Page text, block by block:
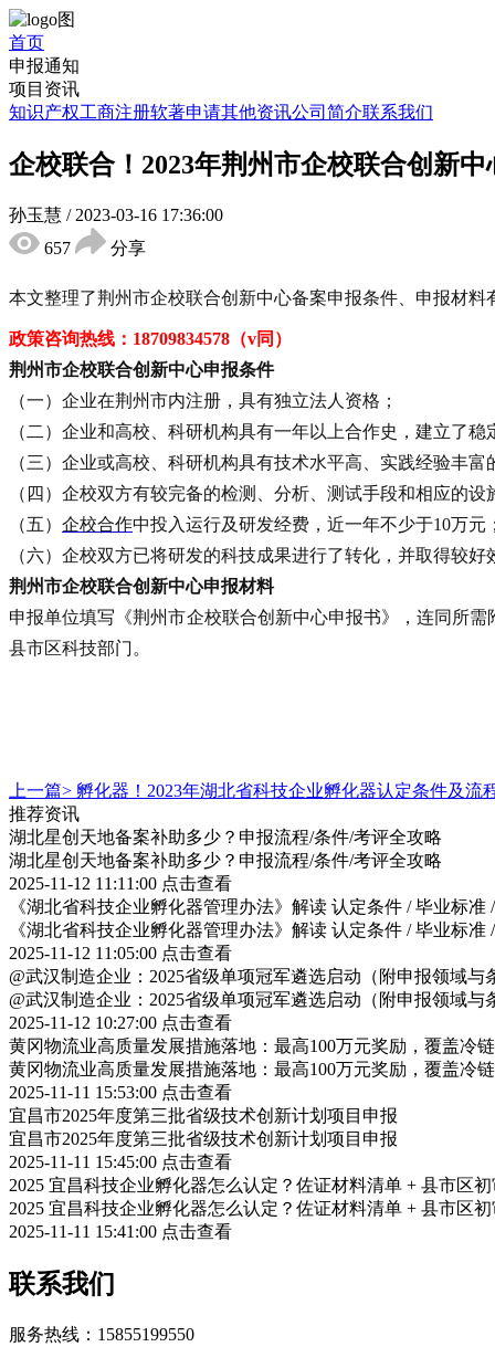
首页
申报通知
项目资讯
知识产权工商注册软著申请其他资讯公司简介联系我们
企校联合！2023年荆州市企校联合创新
孙玉慧 / 2023-03-16 17:36:00
657
分享
本文整理了荆州市企校联合创新中心备案申报条件、申报材料
政策咨询热线： 18709834578（v同 ）
荆州市企校联合创新中心申报条件
（一）企业在荆州市内注册，具有独立法人资格；
（二）企业和高校、科研机构具有一年以上合作史，建立了
（三）企业或高校、科研机构具有技术水平高、实践经验丰
（四）企校双方有较完备的检测、分析、测试手段和相应的
（五） 企校合作中投入运行及研发经费，近一年不少于10万元
（六）企校双方已将研发的科技成果进行了转化，并取得较好
荆州市企校联合创新中心申报材料
申报单位填写《荆州市企校联合创新中心申报书》，连同所需
县市区科技部门。
上一篇> 孵化器！2023年湖北省科技企业孵化器认定条件及流
推荐资讯
湖北星创天地备案补助多少？申报流程/条件/考评全攻略
湖北星创天地备案补助多少？申报流程/条件/考评全攻略
2025-11-12 11:11:00 点击查看
《湖北省科技企业孵化器管理办法》解读 认定条件 / 毕业标准
《湖北省科技企业孵化器管理办法》解读 认定条件 / 毕业标准
2025-11-12 11:05:00 点击查看
@武汉制造企业：2025省级单项冠军遴选启动（附申报领域与
@武汉制造企业：2025省级单项冠军遴选启动（附申报领域与
2025-11-12 10:27:00 点击查看
黄冈物流业高质量发展措施落地：最高100万元奖励，覆盖冷
黄冈物流业高质量发展措施落地：最高100万元奖励，覆盖冷
2025-11-11 15:53:00 点击查看
宜昌市2025年度第三批省级技术创新计划项目申报
宜昌市2025年度第三批省级技术创新计划项目申报
2025-11-11 15:45:00 点击查看
2025 宜昌科技企业孵化器怎么认定？佐证材料清单 + 县市区
2025 宜昌科技企业孵化器怎么认定？佐证材料清单 + 县市区
2025-11-11 15:41:00 点击查看
联系我们
服务热线：15855199550